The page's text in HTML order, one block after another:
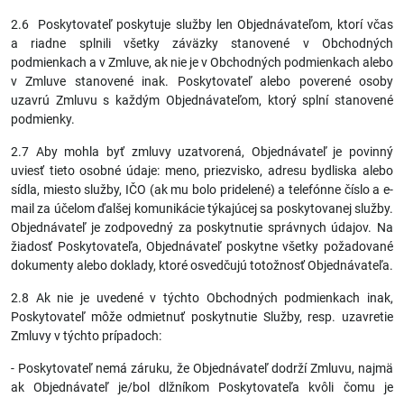
2.6 Poskytovateľ poskytuje služby len Objednávateľom, ktorí včas
a riadne splnili všetky záväzky stanovené v Obchodných
podmienkach a v Zmluve, ak nie je v Obchodných podmienkach alebo
v Zmluve stanovené inak. Poskytovateľ alebo poverené osoby
uzavrú Zmluvu s každým Objednávateľom, ktorý splní stanovené
podmienky.
2.7 Aby mohla byť zmluvy uzatvorená, Objednávateľ je povinný
uviesť tieto osobné údaje: meno, priezvisko, adresu bydliska alebo
sídla, miesto služby, IČO (ak mu bolo pridelené) a telefónne číslo a e-
mail za účelom ďalšej komunikácie týkajúcej sa poskytovanej služby.
Objednávateľ je zodpovedný za poskytnutie správnych údajov. Na
žiadosť Poskytovateľa, Objednávateľ poskytne všetky požadované
dokumenty alebo doklady, ktoré osvedčujú totožnosť Objednávateľa.
2.8 Ak nie je uvedené v týchto Obchodných podmienkach inak,
Poskytovateľ môže odmietnuť poskytnutie Služby, resp. uzavretie
Zmluvy v týchto prípadoch:
- Poskytovateľ nemá záruku, že Objednávateľ dodrží Zmluvu, najmä
ak Objednávateľ je/bol dlžníkom Poskytovateľa kvôli čomu je